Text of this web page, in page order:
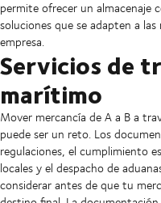
permite ofrecer un almacenaje
soluciones que se adapten a
empresa.
Servicios de
marítimo
Mover mercancía de A a B a
puede ser un reto. Los
regulaciones, el cumplimiento
locales y el despacho de
considerar antes de que tu